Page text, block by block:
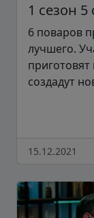
1 сезон 5
6 поваров
лучшего.
создадут
15.12.2021